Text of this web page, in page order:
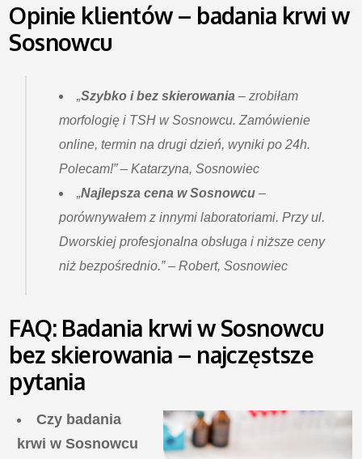
Opinie klientów – badania krwi w
Sosnowcu
„Szybko i bez skierowania – zrobiłam
morfologię i TSH w Sosnowcu. Zamówienie
online, termin na drugi dzień, wyniki po 24h.
Polecam!” – Katarzyna, Sosnowiec
„Najlepsza cena w Sosnowcu –
porównywałem z innymi laboratoriami. Przy ul.
Dworskiej profesjonalna obsługa i niższe ceny
niż bezpośrednio.” – Robert, Sosnowiec
FAQ: Badania krwi w Sosnowcu
bez skierowania – najczęstsze
pytania
Czy badania
krwi w Sosnowcu